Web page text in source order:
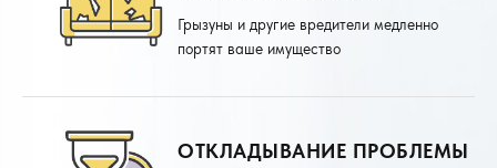
Грызуны и другие вредители медленно
портят ваше имущество
ОТКЛАДЫВАНИЕ ПРОБЛЕМЫ